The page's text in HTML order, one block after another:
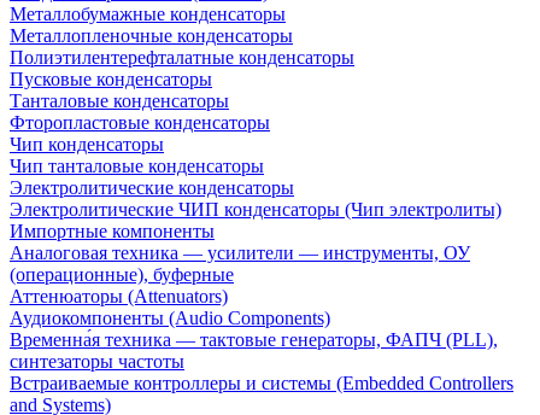
Металлобумажные конденсаторы
Металлопленочные конденсаторы
Полиэтилентерефталатные конденсаторы
Пусковые конденсаторы
Танталовые конденсаторы
Фторопластовые конденсаторы
Чип конденсаторы
Чип танталовые конденсаторы
Электролитические конденсаторы
Электролитические ЧИП конденсаторы (Чип электролиты)
Импортные компоненты
Аналоговая техника — усилители — инструменты, ОУ
(операционные), буферные
Аттенюаторы (Attenuators)
Аудиокомпоненты (Audio Components)
Временна́я техника — тактовые генераторы, ФАПЧ (PLL),
синтезаторы частоты
Встраиваемые контроллеры и системы (Embedded Controllers
and Systems)